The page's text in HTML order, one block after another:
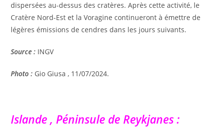
dispersées au-dessus des cratères. Après cette activité, le
Cratère Nord-Est et la Voragine continueront à émettre de
légères émissions de cendres dans les jours suivants.
Source : INGV
Photo : Gio Giusa , 11/07/2024.
Islande , Péninsule de Reykjanes :